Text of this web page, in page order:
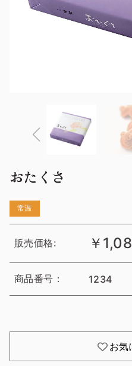
おたくさ
常温
販売価格: ￥
商品番号： 1234
お気